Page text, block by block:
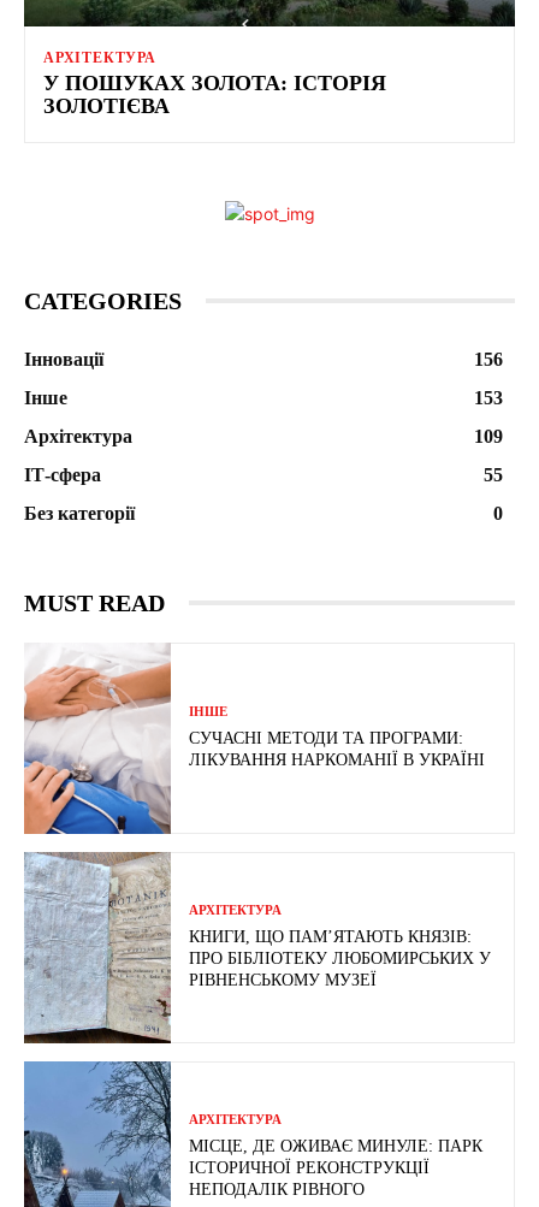
АРХІТЕКТУРА
У ПОШУКАХ ЗОЛОТА: ІСТОРІЯ
ЗОЛОТІЄВА
CATEGORIES
Інновації
156
Інше
153
Архітектура
109
ІТ-сфера
55
Без категорії
0
MUST READ
ІНШЕ
СУЧАСНІ МЕТОДИ ТА ПРОГРАМИ:
ЛІКУВАННЯ НАРКОМАНІЇ В УКРАЇНІ
АРХІТЕКТУРА
КНИГИ, ЩО ПАМ’ЯТАЮТЬ КНЯЗІВ:
ПРО БІБЛІОТЕКУ ЛЮБОМИРСЬКИХ У
РІВНЕНСЬКОМУ МУЗЕЇ
АРХІТЕКТУРА
МІСЦЕ, ДЕ ОЖИВАЄ МИНУЛЕ: ПАРК
ІСТОРИЧНОЇ РЕКОНСТРУКЦІЇ
НЕПОДАЛІК РІВНОГО